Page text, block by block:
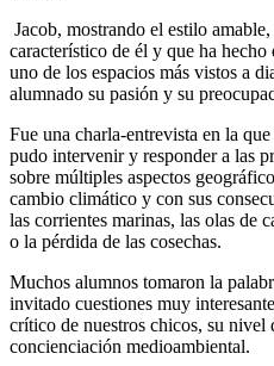
Jacob, mostrando el estilo
característico de él y que ha hecho
uno de los espacios más vistos a
alumnado su pasión y su
Fue una charla-entrevista en la
pudo intervenir y responder a las
sobre múltiples aspectos
cambio climático y con sus
las corrientes marinas, las olas de
o la pérdida de las cosechas.
Muchos alumnos tomaron la
invitado cuestiones muy
crítico de nuestros chicos, su nivel
concienciación medioambiental.